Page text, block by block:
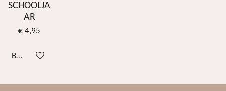
SCHOOLJA
AR
€ 4,95
Bekijk details